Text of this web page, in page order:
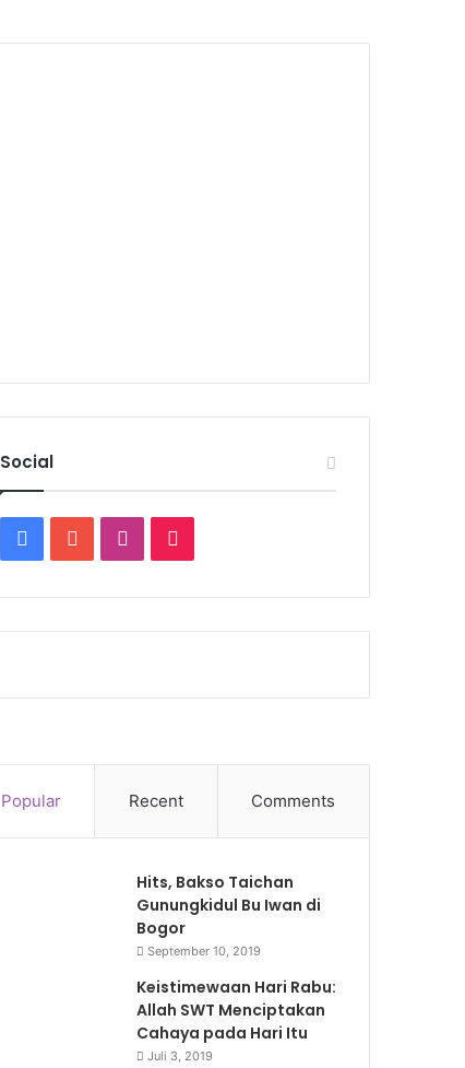
Social
FacebookYouTubeInstagram
Popular Recent Comments
Hits, Bakso Taichan
Gunungkidul Bu Iwan di
Bogor
September 10, 2019
Keistimewaan Hari Rabu:
Allah SWT Menciptakan
Cahaya pada Hari Itu
Juli 3, 2019